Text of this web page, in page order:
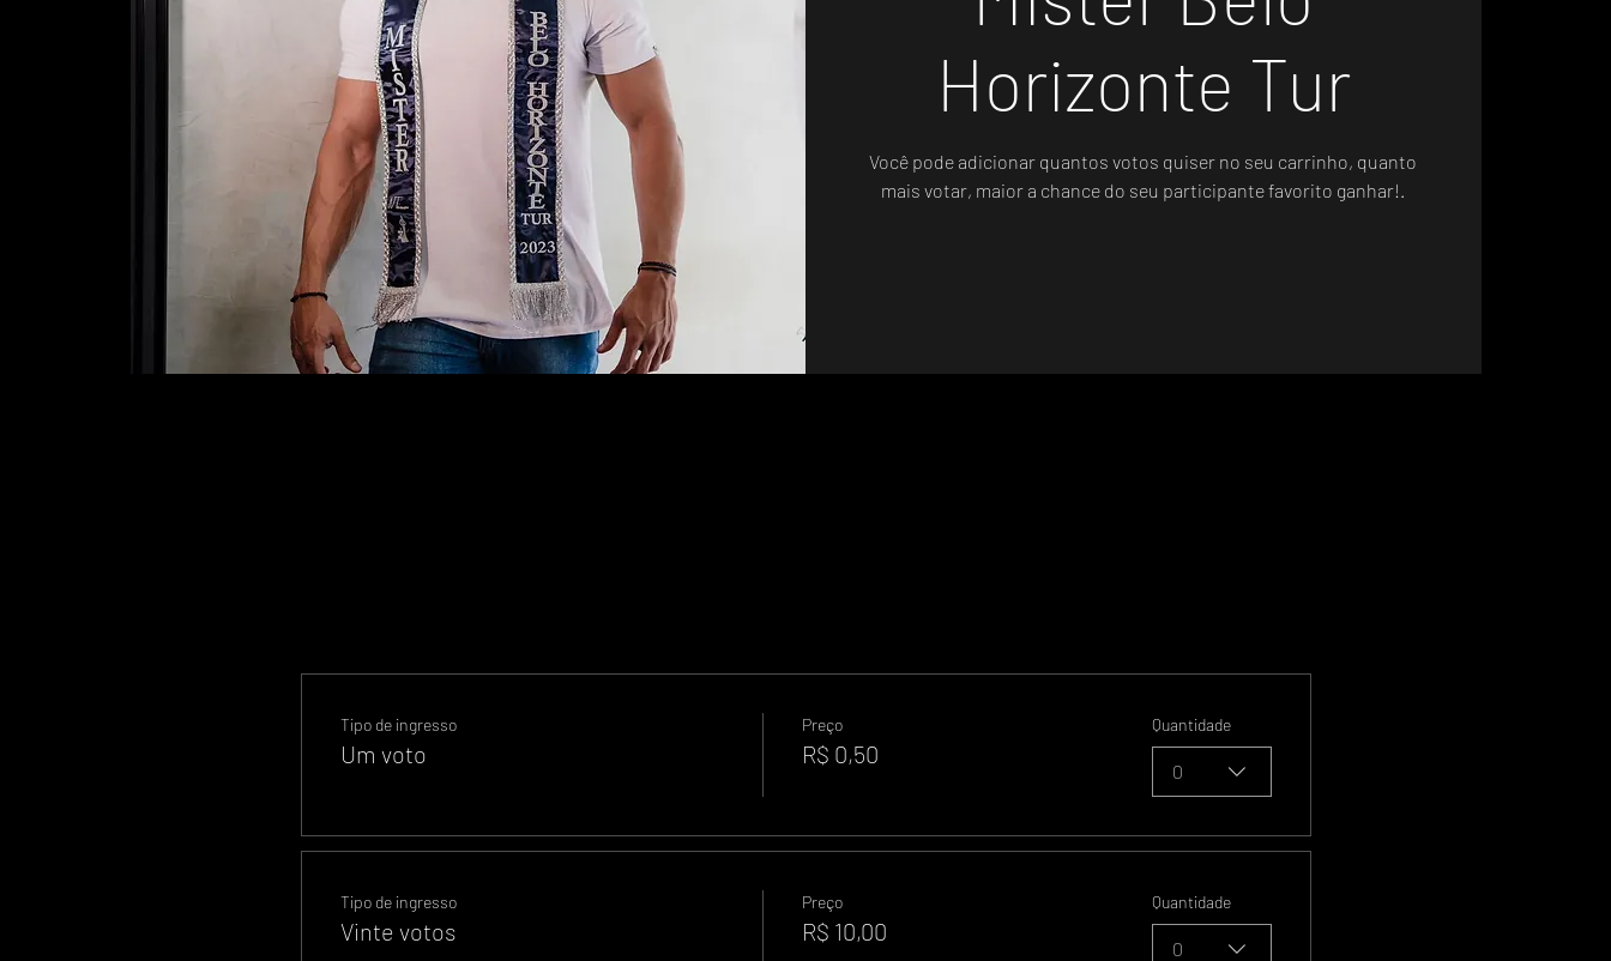
Horizonte Tur
Você pode adicionar quantos votos quiser no seu carrinho, quanto
mais votar, maior a chance do seu participante favorito ganhar!.
Tipo de ingresso
Um voto
Preço
R$ 0,50
Quantidade
0
Tipo de ingresso
Vinte votos
Preço
R$ 10,00
Quantidade
0